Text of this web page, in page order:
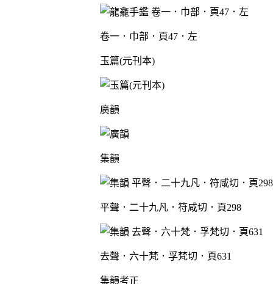
卷一．巾部．頁47．左
玉篇(元刊本)
廣韻
集韻
平聲．二十九凡．符咸切．頁298
去聲．六十梵．孚梵切．頁631
集韻考正